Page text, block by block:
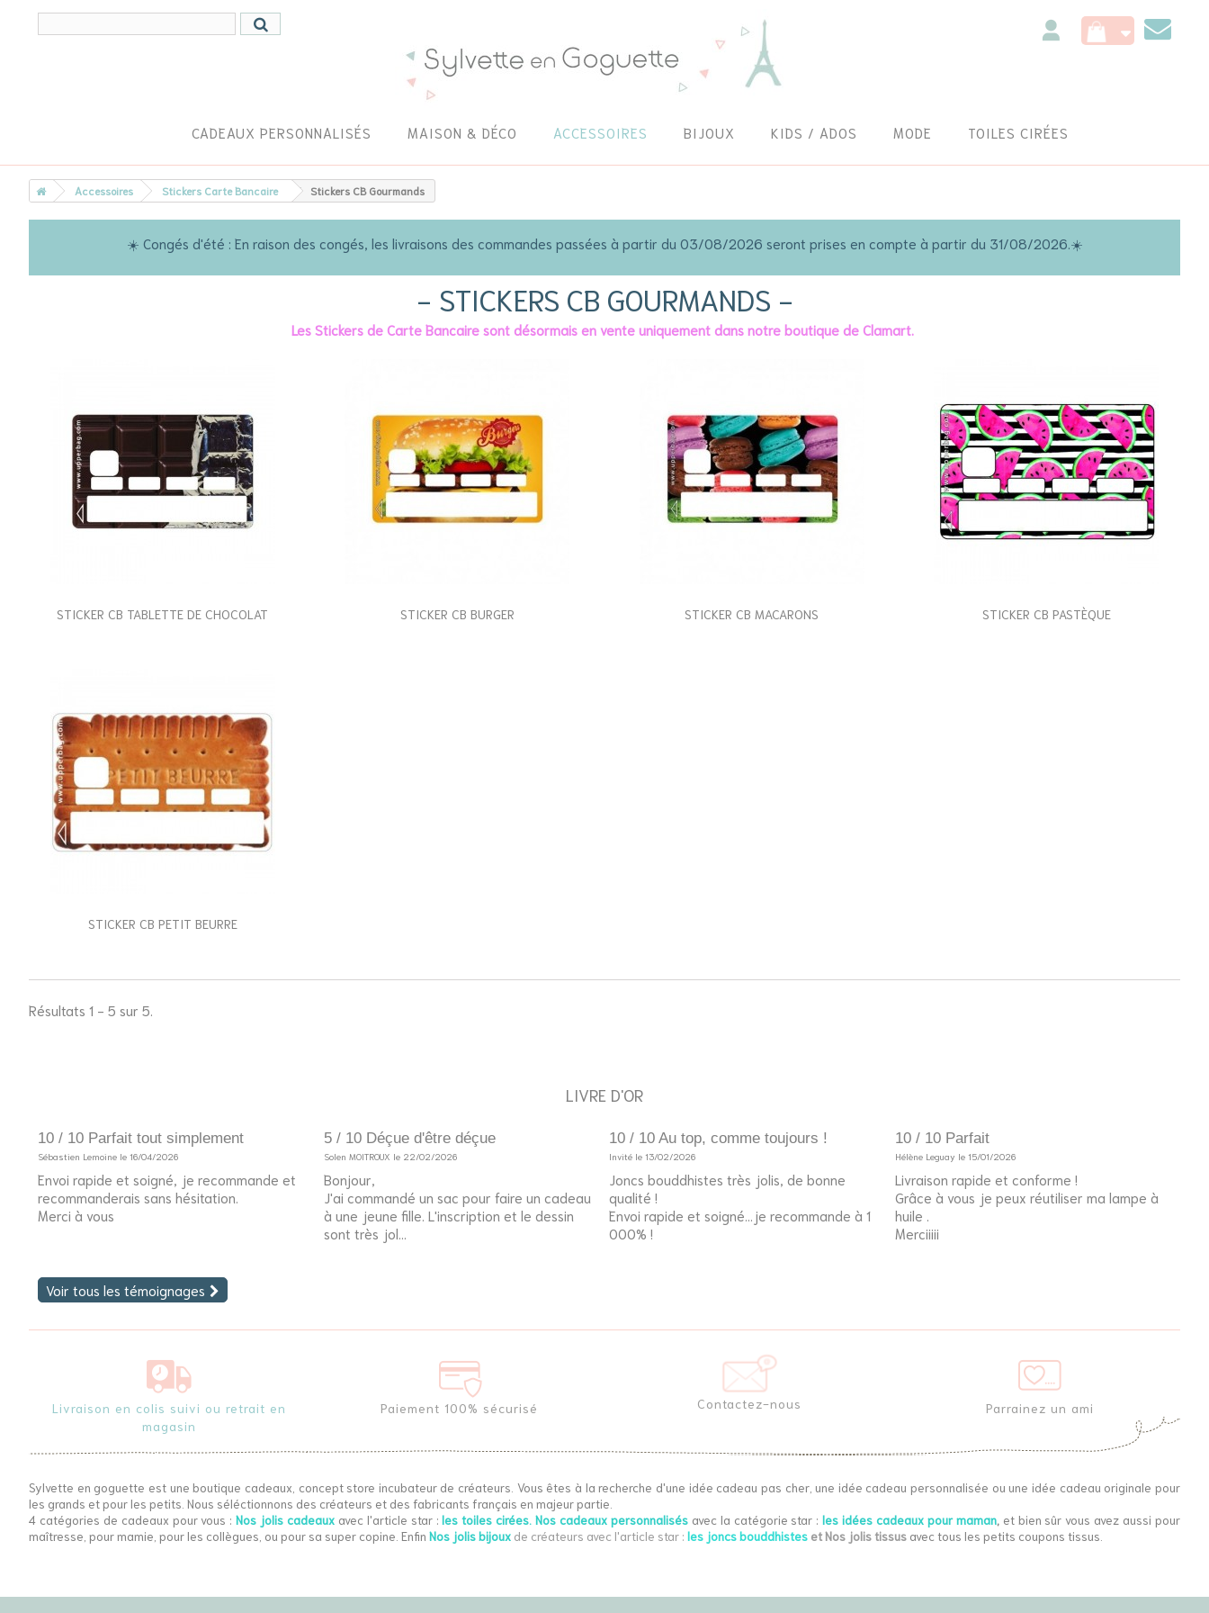
nous
CADEAUX PERSONNALISÉS MAISON & DÉCO ACCESSOIRES BIJOUX KIDS / ADOS MODE TOILES CIRÉES
Accessoires Stickers Carte Bancaire Stickers CB Gourmands
☀️ Congés d'été : En raison des congés, les livraisons des commandes passées à partir du 03/08/2026 seront prises en compte à partir du 31/08/2026.☀️
STICKERS CB GOURMANDS
Les Stickers de Carte Bancaire sont désormais en vente uniquement dans notre boutique de Clamart.
STICKER CB TABLETTE DE CHOCOLAT STICKER CB BURGER STICKER CB MACARONS STICKER CB PASTÈQUE
STICKER CB PETIT BEURRE
Résultats 1 - 5 sur 5.
LIVRE D'OR
10 / 10 Parfait tout simplement
Sébastien Lemoine le 16/04/2026
Envoi rapide et soigné, je recommande et
recommanderais sans hésitation.
Merci à vous
5 / 10 Déçue d'être déçue
Solen MOITROUX le 22/02/2026
Bonjour,
J'ai commandé un sac pour faire un cadeau
à une jeune fille. L'inscription et le dessin
sont très jol...
10 / 10 Au top, comme toujours !
Invité le 13/02/2026
Joncs bouddhistes très jolis, de bonne
qualité !
Envoi rapide et soigné...je recommande à 1
000% !
10 / 10 Parfait
Hélène Leguay le 15/01/2026
Livraison rapide et conforme !
Grâce à vous je peux réutiliser ma lampe à
huile .
Merciiiii
Voir tous les témoignages
Livraison en colis suivi ou retrait en
magasin
Paiement 100% sécurisé Contactez-nous Parrainez un ami
Sylvette en goguette est une boutique cadeaux, concept store incubateur de créateurs. Vous êtes à la recherche d'une idée cadeau pas cher, une idée cadeau personnalisée ou une idée cadeau originale pour
les grands et pour les petits. Nous séléctionnons des créateurs et des fabricants français en majeur partie.
4 catégories de cadeaux pour vous :Nos jolis cadeaux avec l'article star :les toiles cirées.Nos cadeaux personnalisés avec la catégorie star : les idées cadeaux pour maman, et bien sûr vous avez aussi pour
maîtresse, pour mamie, pour les collègues, ou pour sa super copine. Enfin Nos jolis bijoux de créateurs avec l'article star : les joncs bouddhistes et Nos jolis tissus avec tous les petits coupons tissus.